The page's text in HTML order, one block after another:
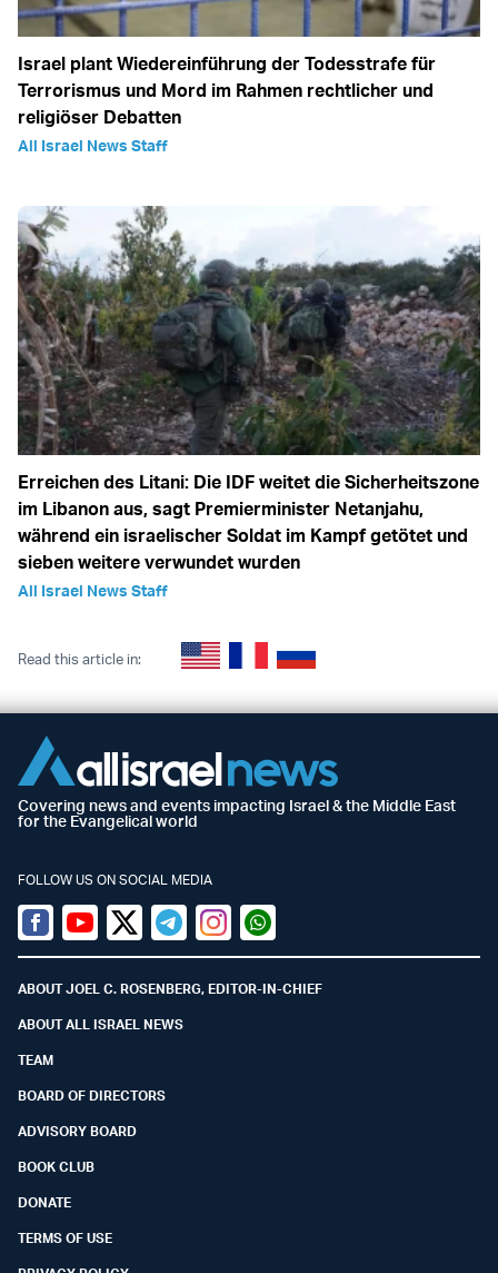
Israel plant Wiedereinführung der Todesstrafe für
Terrorismus und Mord im Rahmen rechtlicher und
religiöser Debatten
All Israel News Staff
Erreichen des Litani: Die IDF weitet die Sicherheitszone
im Libanon aus, sagt Premierminister Netanjahu,
während ein israelischer Soldat im Kampf getötet und
sieben weitere verwundet wurden
All Israel News Staff
Read this article in:
Covering news and events impacting Israel & the Middle East
for the Evangelical world
FOLLOW US ON SOCIAL MEDIA
Facebook
YoutubeTwitter (X)
TelegramInstagramWhatsapp
ABOUT JOEL C. ROSENBERG, EDITOR-IN-CHIEF
ABOUT ALL ISRAEL NEWS
TEAM
BOARD OF DIRECTORS
ADVISORY BOARD
BOOK CLUB
DONATE
TERMS OF USE